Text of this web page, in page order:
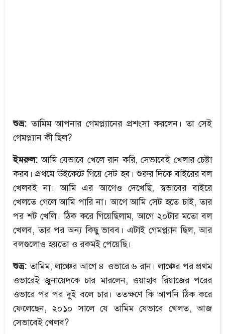
শুভ্র: তামিম আপনার গেমপ্ল্যানের প্রশংসা করলেন। তা সেই
গেমপ্ল্যান কী ছিল?
ইমরুল: আমি যেভাবে খেলে রান করি, সেভাবেই খেলার চেষ্টা
করব। প্রথমে উইকেটে গিয়ে সেট হব। শুরুর দিকে বাইরের বল
খেলবই না। আমি এর আগেও দেখেছি, স্বভাবের বাইরে
খেলতে গেলে আমি পারি না। আগে আমি সেট হতে চাই, তার
পর শট খেলি। ঠিক করে গিয়েছিলাম, আগে ২০টার মতো বল
খেলব, তার পর অন্য কিছু ভাবব। এটাই গেমপ্ল্যান ছিল, আর
বলগুলোও হয়তো ও রকমই পেয়েছি।
শুভ্র: তামিম, লাঞ্চের আগে ৪ ওভারে ৬ রান। লাঞ্চের পর প্রথম
ওভারেই জুনায়েদকে চার মারলেন, ওয়াহাব রিয়াজের পরের
ওভারে পর পর দুই বলে চার। ততক্ষণে কি আপনি ঠিক করে
ফেলেছেন, ২০১০ সালে যে তামিম যেভাবে খেলত, আজ
সেভাবেই খেলব?